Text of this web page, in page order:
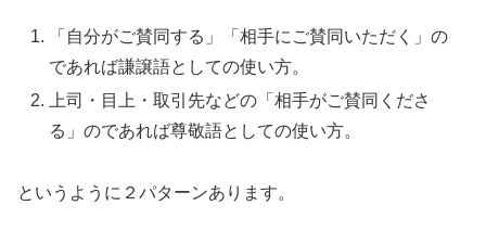
「自分がご賛同する」「相手にご賛同いただく」の
であれば謙譲語としての使い方。
上司・目上・取引先などの「相手がご賛同くださ
る」のであれば尊敬語としての使い方。
というように２パターンあります。